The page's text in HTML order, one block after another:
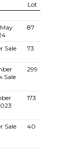
Lot
87
Sale
73
Sale
299
173
Sale
40